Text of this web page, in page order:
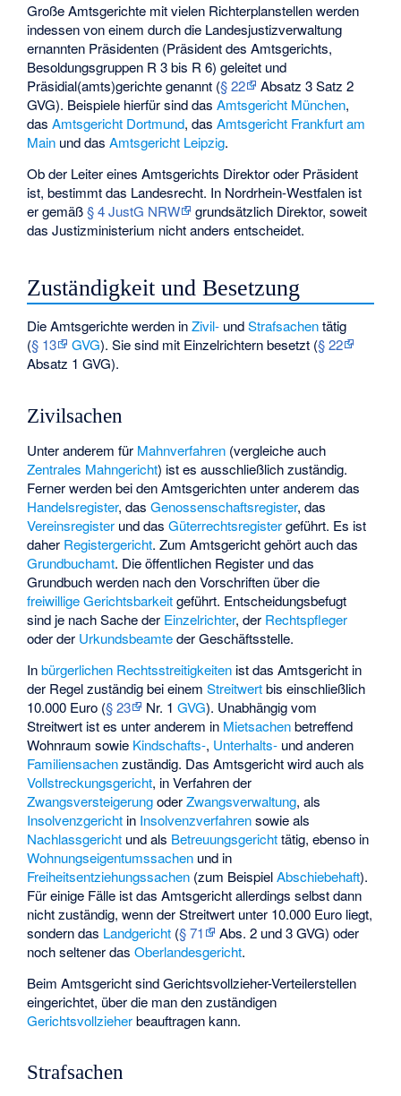
Große Amtsgerichte mit vielen Richterplanstellen werden
indessen von einem durch die Landesjustizverwaltung
ernannten Präsidenten (Präsident des Amtsgerichts,
Besoldungsgruppen R 3 bis R 6) geleitet und
Präsidial(amts)gerichte genannt (§ 22
Absatz 3 Satz 2
GVG). Beispiele hierfür sind dasAmtsgericht München,
dasAmtsgericht Dortmund, dasAmtsgericht Frankfurt am
Main und dasAmtsgericht Leipzig.
Ob der Leiter eines Amtsgerichts Direktor oder Präsident
ist, bestimmt das Landesrecht. In Nordrhein-Westfalen ist
er gemäß§ 4 JustG NRW
grundsätzlich Direktor, soweit
das Justizministerium nicht anders entscheidet.
Zuständigkeit und Besetzung
Die Amtsgerichte werden inZivil- undStrafsachentätig
(§ 13 GVG). Sie sind mit Einzelrichtern besetzt (§ 22
Absatz 1 GVG).
Zivilsachen
Unter anderem für Mahnverfahren (vergleiche auch
Zentrales Mahngericht) ist es ausschließlich zuständig.
Ferner werden bei den Amtsgerichten unter anderem das
Handelsregister, dasGenossenschaftsregister, das
Vereinsregister und dasGüterrechtsregistergeführt. Es ist
daher Registergericht. Zum Amtsgericht gehört auch das
Grundbuchamt. Die öffentlichen Register und das
Grundbuch werden nach den Vorschriften über die
freiwillige Gerichtsbarkeitgeführt. Entscheidungsbefugt
sind je nach Sache der Einzelrichter, der Rechtspfleger
oder der Urkundsbeamteder Geschäftsstelle.
Inbürgerlichen Rechtsstreitigkeiten ist das Amtsgericht in
der Regel zuständig bei einemStreitwertbis einschließlich
10.000 Euro (§ 23 Nr. 1GVG). Unabhängig vom
Streitwert ist es unter anderem in Mietsachenbetreffend
Wohnraum sowie Kindschafts-, Unterhalts- und anderen
Familiensachenzuständig. Das Amtsgericht wird auch als
Vollstreckungsgericht, in Verfahren der
ZwangsversteigerungoderZwangsverwaltung, als
Insolvenzgericht in Insolvenzverfahrensowie als
Nachlassgericht und als Betreuungsgerichttätig, ebenso in
Wohnungseigentumssachen und in
Freiheitsentziehungssachen (zum BeispielAbschiebehaft).
Für einige Fälle ist das Amtsgericht allerdings selbst dann
nicht zuständig, wenn der Streitwert unter 10.000 Euro liegt,
sondern das Landgericht (§ 71
Abs. 2 und 3 GVG) oder
noch seltener dasOberlandesgericht.
Beim Amtsgericht sind Gerichtsvollzieher-Verteilerstellen
eingerichtet, über die man den zuständigen
Gerichtsvollzieherbeauftragen kann.
Strafsachen